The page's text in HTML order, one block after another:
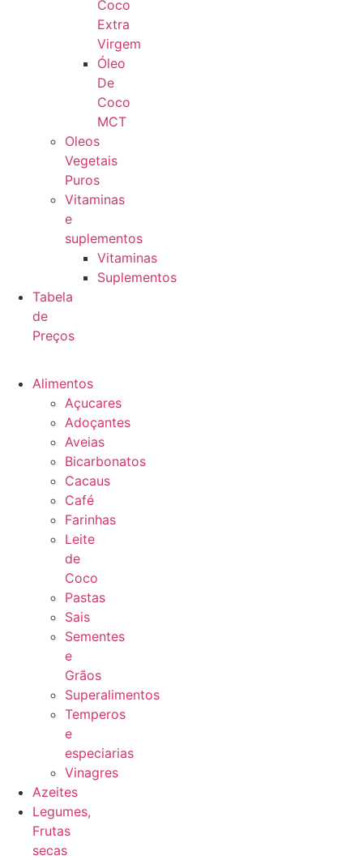
Coco
Extra
Virgem
Óleo
De
Coco
MCT
Oleos
Vegetais
Puros
Vitaminas
e
suplementos
Vitaminas
Suplementos
Tabela
de
Preços
Alimentos
Açucares
Adoçantes
Aveias
Bicarbonatos
Cacaus
Café
Farinhas
Leite
de
Coco
Pastas
Sais
Sementes
e
Grãos
Superalimentos
Temperos
e
especiarias
Vinagres
Azeites
Legumes,
Frutas
secas